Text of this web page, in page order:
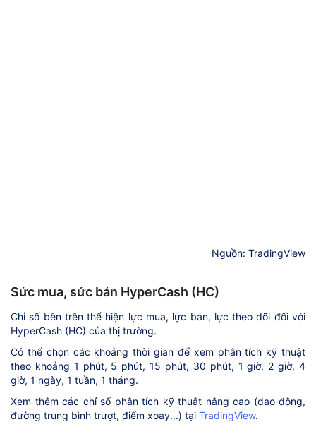
Nguồn: TradingView
Sức mua, sức bán HyperCash (HC)
Chỉ số bên trên thể hiện lực mua, lực bán, lực theo dõi đối với
HyperCash (HC) của thị trường.
Có thể chọn các khoảng thời gian để xem phân tích kỹ thuật
theo khoảng 1 phút, 5 phút, 15 phút, 30 phút, 1 giờ, 2 giờ, 4
giờ, 1 ngày, 1 tuần, 1 tháng.
Xem thêm các chỉ số phân tích kỹ thuật nâng cao (dao động,
đường trung bình trượt, điểm xoay...) tại TradingView.